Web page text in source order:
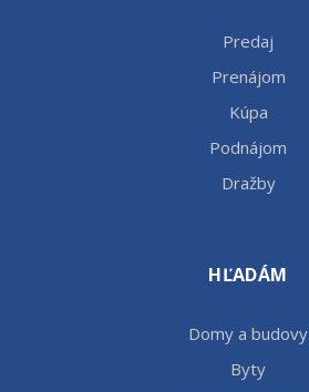
Predaj
Prenájom
Kúpa
Podnájom
Dražby
HĽADÁM
Domy a budovy
Byty